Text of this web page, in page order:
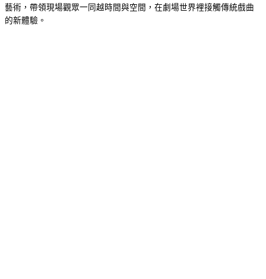
藝術，帶領現場觀眾一同越時間與空間，在劇場世界裡接觸傳統戲曲
的新體驗。